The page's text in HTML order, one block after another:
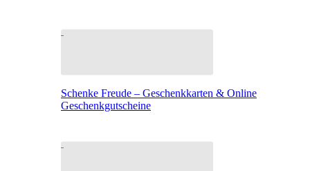
Schenke Freude – Geschenkkarten & Online
Geschenkgutscheine